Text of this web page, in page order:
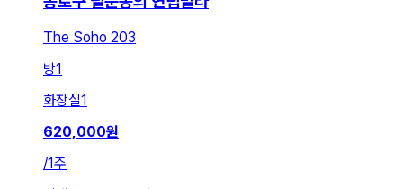
The Soho 203
방1
화장실1
620,000원
/1주